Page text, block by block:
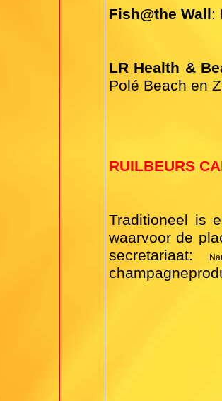
Fish@the Wall:
LR Health &
Polé Beach en
RUILBEURS
Traditioneel is
waarvoor de
secretariaat: